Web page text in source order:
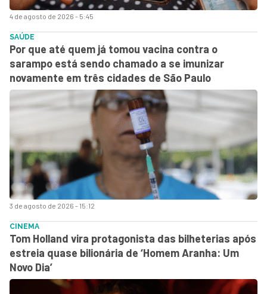
4 de agosto de 2026 - 5:45
3 de agosto de 2026 - 15:12
SAÚDE
Por que até quem já tomou vacina contra o
sarampo está sendo chamado a se imunizar
novamente em três cidades de São Paulo
CINEMA
Tom Holland vira protagonista das bilheterias após
estreia quase bilionária de ‘Homem Aranha: Um
Novo Dia’